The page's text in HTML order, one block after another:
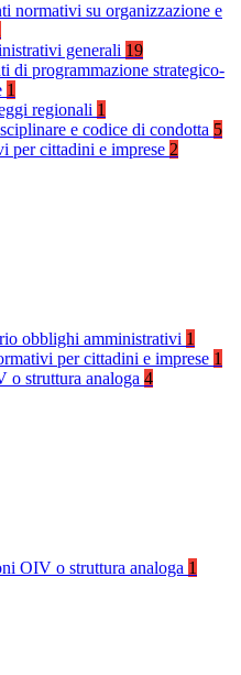
normativi su organizzazione e
generali 19
di programmazione strategico-
1
regionali 1
e codice di condotta 5
per cittadini e imprese 2
obblighi amministrativi 1
per cittadini e imprese 1
o struttura analoga 4
OIV o struttura analoga 1